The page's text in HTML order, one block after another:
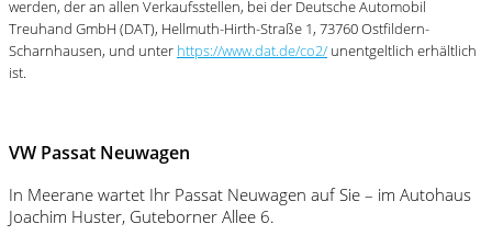
werden, der an allen Verkaufsstellen, bei der Deutsche Automobil
Treuhand GmbH (DAT), Hellmuth-Hirth-Straße 1, 73760 Ostfildern-
Scharnhausen, und unter https://www.dat.de/co2/unentgeltlich erhältlich
ist.
VW Passat Neuwagen
In Meerane wartet Ihr Passat Neuwagen auf Sie – im Autohaus
Joachim Huster, Guteborner Allee 6.